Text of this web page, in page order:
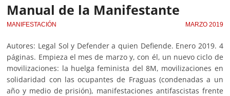
Manual de la Manifestante
MANIFESTACIÓN MARZO 2019
Autores: Legal Sol y Defender a quien Defiende. Enero 2019. 4
páginas. Empieza el mes de marzo y, con él, un nuevo ciclo de
movilizaciones: la huelga feminista del 8M, movilizaciones en
solidaridad con las ocupantes de Fraguas (condenadas a un
año y medio de prisión), manifestaciones antifascistas frente